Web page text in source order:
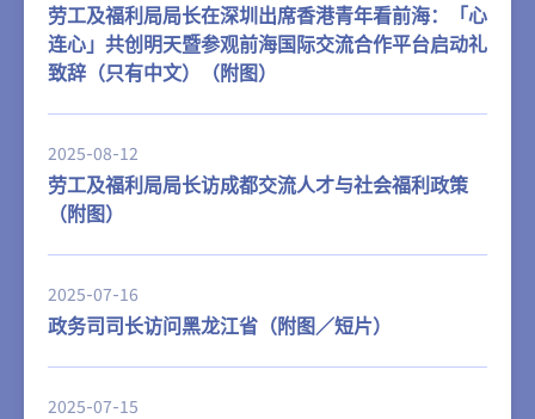
劳工及福利局局长在深圳出席香港青年看前海：「心
连心」共创明天暨参观前海国际交流合作平台启动礼
致辞（只有中文）（附图）
2025-08-12
劳工及福利局局长访成都交流人才与社会福利政策
（附图）
2025-07-16
政务司司长访问黑龙江省（附图／短片）
2025-07-15